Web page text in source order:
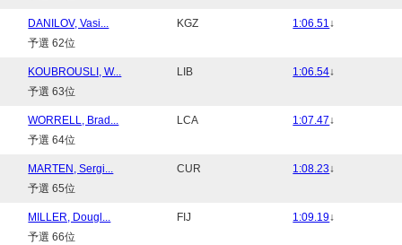
DANILOV, Vasi...
予選 62位
KGZ 1:06.51↓
KOUBROUSLI, W...
予選 63位
LIB 1:06.54↓
WORRELL, Brad...
予選 64位
LCA 1:07.47↓
MARTEN, Sergi...
予選 65位
CUR 1:08.23↓
MILLER, Dougl...
予選 66位
FIJ 1:09.19↓